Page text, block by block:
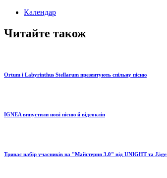
Календар
Читайте також
Ortum і Labyrinthus Stellarum презентують спільну пісню
IGNEA випустили нові пісню й відеокліп
Триває набір учасників на "Майстерня 3.0" від UNIGHT та